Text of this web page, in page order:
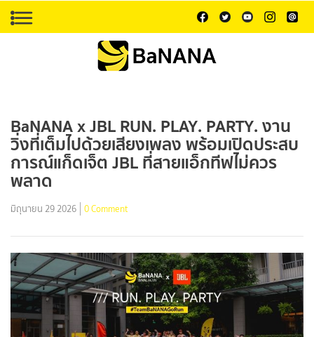
BaNANA x JBL RUN. PLAY. PARTY. งาน
วิ่งที่เต็มไปด้วยเสียงเพลง พร้อมเปิดประสบ
การณ์แก็ดเจ็ต JBL ที่สายแอ็กทีฟไม่ควร
พลาด
มิถุนายน 29 2026 0 Comment